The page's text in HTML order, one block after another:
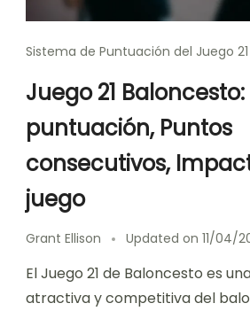
Sistema de Puntuación del Juego
Juego 21
puntuación, Puntos
consecutivos,
juego
Grant Ellison Updated on 11/04/
El Juego 21 de Baloncesto es
atractiva y competitiva del